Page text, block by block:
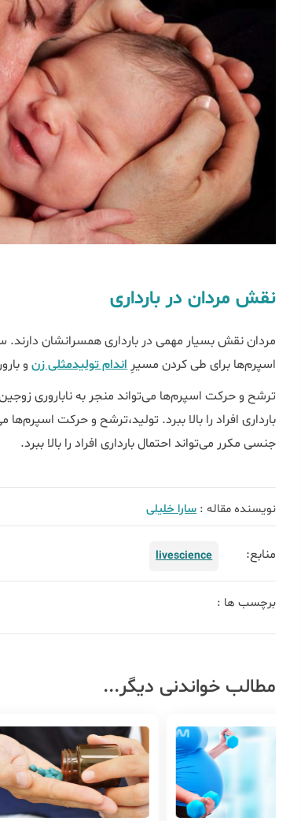
نقش مردان در بارداری
مردان نقش بسیار مهمی در بارداری همسرانشان دارند.
اسپرم‌ها برای طی کردن مسیرِاندام تولیدمثلی زنو
ترشح و حرکت اسپرم‌ها می‌تواند منجر به ناباروری
بارداری افراد را بالا ببرد. تولید،ترشح و حرکت
جنسی مکرر می‌تواند احتمال بارداری افراد را بالا ببرد.
نویسنده مقاله :سارا خلیلی
منابع: livescience
برچسب ها :
مطالب خواندنی دیگر...